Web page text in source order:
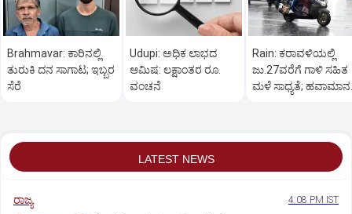
Brahmavar: ಕಾರಿನಲ್ಲಿ
ತುರುಕಿ ದನ ಸಾಗಾಟ; ಇಬ್ಬರ
ಸೆರೆ
Udupi: ಅಧಿಕ ಲಾಭದ
ಆಮಿಷ: ಲಕ್ಷಾಂತರ ರೂ.
ವಂಚನೆ
Rain: ಕರಾವಳಿಯಲ್ಲಿ
ಜು.27ವರೆಗೆ ಗಾಳಿ ಸಹಿತ
ಮಳೆ ಸಾಧ್ಯತೆ; ಹವಾಮಾನ
LATEST NEWS
ರಾಜ್ಯ 4:08 PM IST